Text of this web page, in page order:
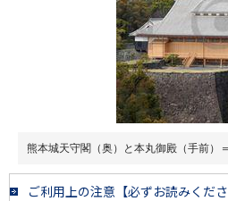
熊本城天守閣（奥）と本丸御殿（手前）
ご利用上の注意【必ずお読みくださ